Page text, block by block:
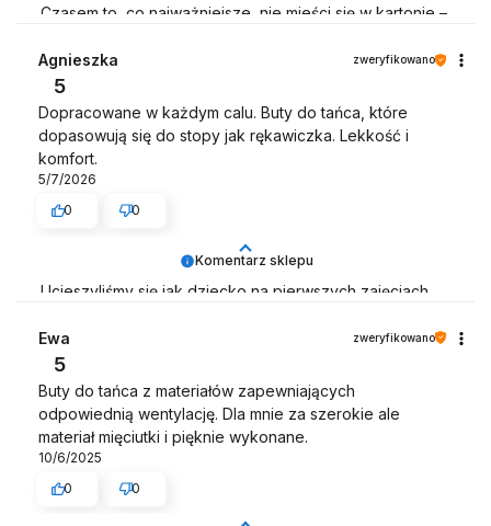
Czasem to, co najważniejsze, nie mieści się w kartonie –
Zespół LELKA 🦋
Komentarz sklepu
Ucieszyliśmy się jak dziecko na pierwszych zajęciach
Zespół LELKA 🦋
Agnieszka zweryfikowano
5
Dopracowane w każdym calu. Buty do tańca, które
dopasowują się do stopy jak rękawiczka. Lekkość i
komfort.
5/7/2026
0
0
Ewa zweryfikowano
5
Buty do tańca z materiałów zapewniających
odpowiednią wentylację. Dla mnie za szerokie ale
materiał mięciutki i pięknie wykonane.
10/6/2025
0
0